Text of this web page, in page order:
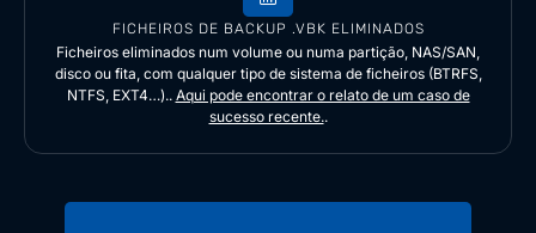
FICHEIROS DE BACKUP .VBK ELIMINADOS
Ficheiros eliminados num volume ou numa partição, NAS/SAN,
disco ou fita, com qualquer tipo de sistema de ficheiros (BTRFS,
NTFS, EXT4…).. Aqui pode encontrar o relato de um caso de
sucesso recente..